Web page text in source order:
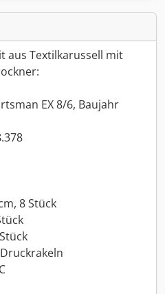
aus Textilkarussell mit
EX 8/6, Baujahr
8 Stück